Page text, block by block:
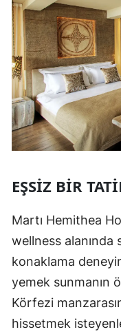
EŞSIZ BIR
Martı Hemithea
wellness alanında
konaklama
yemek sunmanın
Körfezi
hissetmek